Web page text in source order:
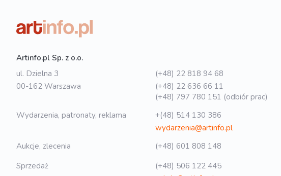
Artinfo.pl Sp. z o.o.
ul. Dzielna 3
00-162 Warszawa
(+48) 22 818 94 68
(+48) 22 636 66 11
(+48) 797 780 151 (odbiór prac)
Wydarzenia, patronaty, reklama
+(48) 514 130 386
wydarzenia@artinfo.pl
Aukcje, zlecenia
(+48) 601 808 148
Sprzedaż
(+48) 506 122 445